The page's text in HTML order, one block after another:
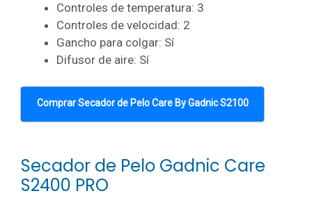
Controles de temperatura: 3
Controles de velocidad: 2
Gancho para colgar: Sí
Difusor de aire: Sí
Comprar Secador de Pelo Care By Gadnic S2100
Secador de Pelo Gadnic Care
S2400 PRO